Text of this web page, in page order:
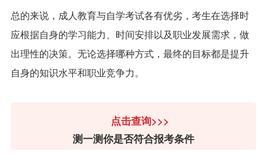
总的来说，成人教育与自学考试各有优劣，考生在选择时
应根据自身的学习能力、时间安排以及职业发展需求，做
出理性的决策。无论选择哪种方式，最终的目标都是提升
自身的知识水平和职业竞争力。
点击查询>>>
测一测你是否符合报考条件